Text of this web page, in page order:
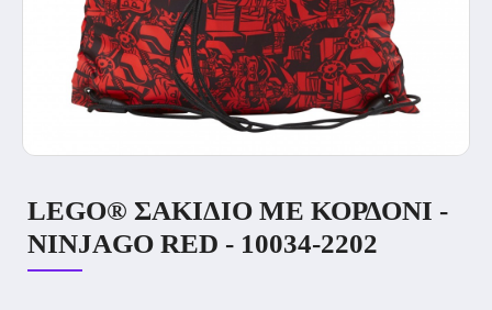
LEGO® ΣΑΚΙΔΙΟ ΜΕ ΚΟΡΔΟΝΙ -
NINJAGO RED - 10034-2202